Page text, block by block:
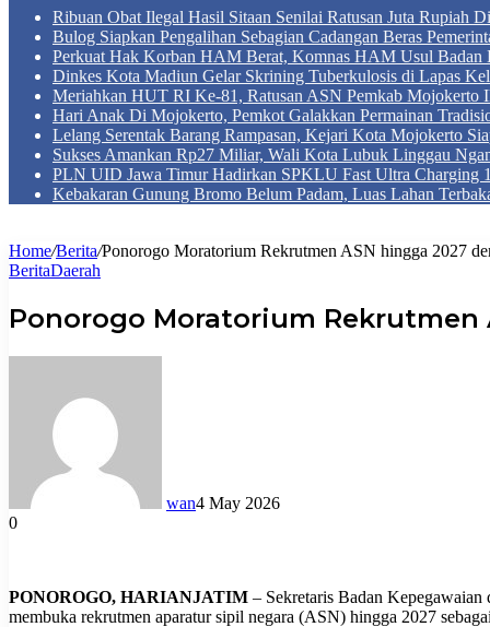
Ribuan Obat Ilegal Hasil Sitaan Senilai Ratusan Juta Rupiah
Bulog Siapkan Pengalihan Sebagian Cadangan Beras
Perkuat Hak Korban HAM Berat, Komnas HAM Usul Badan
Dinkes Kota Madiun Gelar Skrining Tuberkulosis di Lapas
Meriahkan HUT RI Ke-81, Ratusan ASN Pemkab Mojokerto
Hari Anak Di Mojokerto, Pemkot Galakkan Permainan
Lelang Serentak Barang Rampasan, Kejari Kota Mojokerto
Sukses Amankan Rp27 Miliar, Wali Kota Lubuk Linggau
PLN UID Jawa Timur Hadirkan SPKLU Fast Ultra Charging
Kebakaran Gunung Bromo Belum Padam, Luas Lahan
Home/Berita/Ponorogo Moratorium Rekrutmen ASN hingga 2027
BeritaDaerah
Ponorogo Moratorium Rekrutmen
wan4 May 2026
0
PONOROGO, HARIANJATIM – Sekretaris Badan
membuka rekrutmen aparatur sipil negara (ASN) hingga 2027